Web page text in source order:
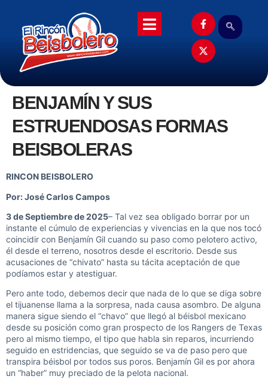
BENJAMÍN Y SUS
ESTRUENDOSAS FORMAS
BEISBOLERAS
RINCON BEISBOLERO
Por: José Carlos Campos
3 de Septiembre de 2025– Tal vez sea obligado borrar por un
instante el cúmulo de experiencias y vivencias en la que nos tocó
coincidir con Benjamín Gil cuando su paso como pelotero activo,
él desde el terreno, nosotros desde el escritorio. Desde sus
acusaciones de “chivato” hasta su tácita aceptación de que
podíamos estar y atestiguar.
Pero ante todo, debemos decir que nada de lo que se diga sobre
el tijuanense llama a la sorpresa, nada causa asombro. De alguna
manera sigue siendo el “chavo” que llegó al béisbol mexicano
desde su posición como gran prospecto de los Rangers de Texas
pero al mismo tiempo, el tipo que habla sin reparos, incurriendo
seguido en estridencias, que seguido se va de paso pero que
transpira béisbol por todos sus poros. Benjamín Gil es por ahora
un “haber” muy preciado de la pelota nacional.